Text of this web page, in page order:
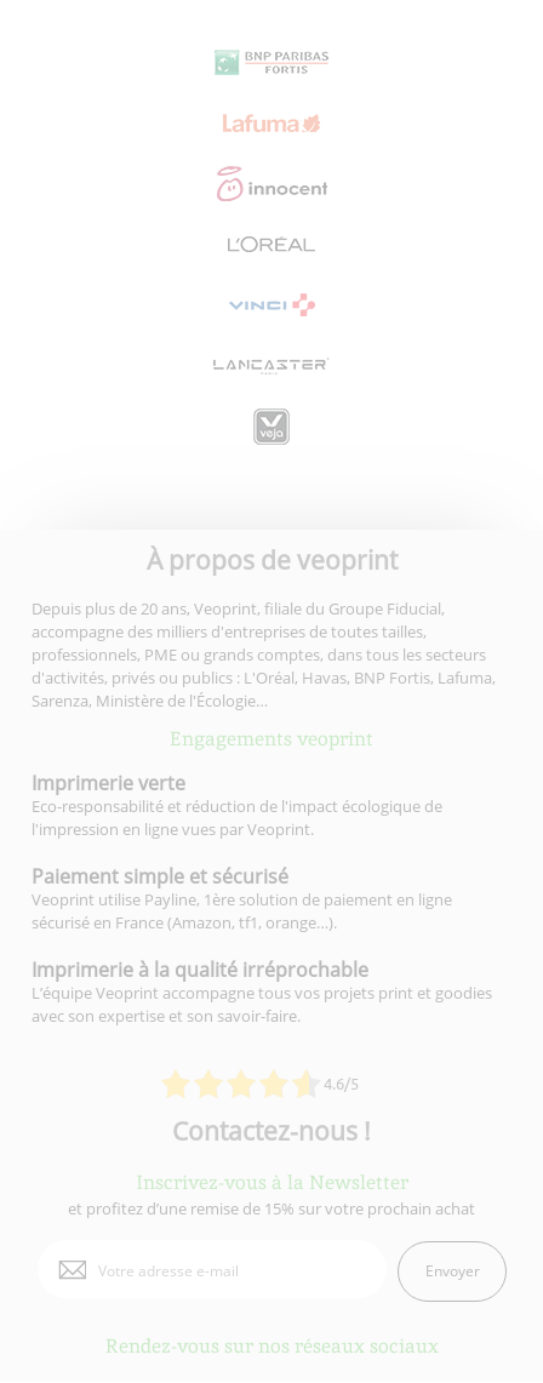
À propos de veoprint
Depuis plus de 20 ans, Veoprint, filiale du Groupe Fiducial,
accompagne des milliers d'entreprises de toutes tailles,
professionnels, PME ou grands comptes, dans tous les secteurs
d'activités, privés ou publics : L'Oréal, Havas, BNP Fortis, Lafuma,
Sarenza, Ministère de l'Écologie…
Engagements veoprint
4.6/5
Imprimerieverte
Eco-responsabilité et réduction de l'impact écologique de
l'impression en ligne vues par Veoprint.
Paiement simple et sécurisé
Veoprint utilise Payline, 1ère solution de paiement en ligne
sécurisé en France (Amazon, tf1, orange…).
Imprimerie à la qualité irréprochable
L’équipe Veoprint accompagne tous vos projets print et goodies
avec son expertise et son savoir-faire.
Contactez-nous !
Inscrivez-vous à la Newsletter
et profitez d’une remise de 15% sur votre prochain achat
Envoyer
Rendez-vous sur nos réseaux sociaux